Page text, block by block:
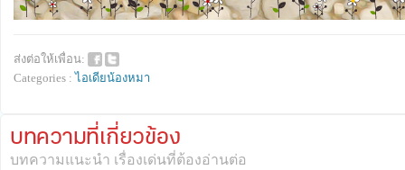
ส่งต่อให้เพื่อน:
Categories :ไอเดียน้องหมา
บทความที่เกี่ยวข้อง
บทความแนะนำ เรื่องเด่นที่ต้องอ่านต่อ